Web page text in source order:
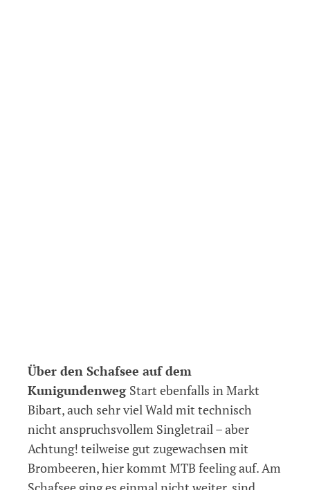
Über den Schafsee auf dem
Kunigundenweg Start ebenfalls in Markt
Bibart, auch sehr viel Wald mit technisch
nicht anspruchsvollem Singletrail – aber
Achtung! teilweise gut zugewachsen mit
Brombeeren, hier kommt MTB feeling auf. Am